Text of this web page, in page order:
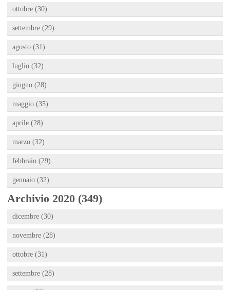
ottobre (30)
settembre (29)
agosto (31)
luglio (32)
giugno (28)
maggio (35)
aprile (28)
marzo (32)
febbraio (29)
gennaio (32)
Archivio 2020 (349)
dicembre (30)
novembre (28)
ottobre (31)
settembre (28)